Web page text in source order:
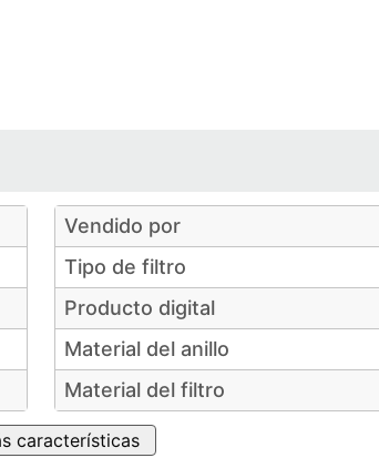
Vendido por
Tipo de filtro
Producto digital
Material del anillo
Material del filtro
características